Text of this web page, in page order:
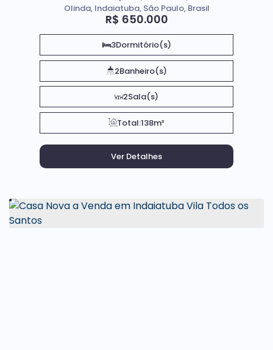
R$ 650.000
Olinda, Indaiatuba, São Paulo, Brasil
3Dormitório(s)
2Banheiro(s)
2Sala(s)
Total:138m²